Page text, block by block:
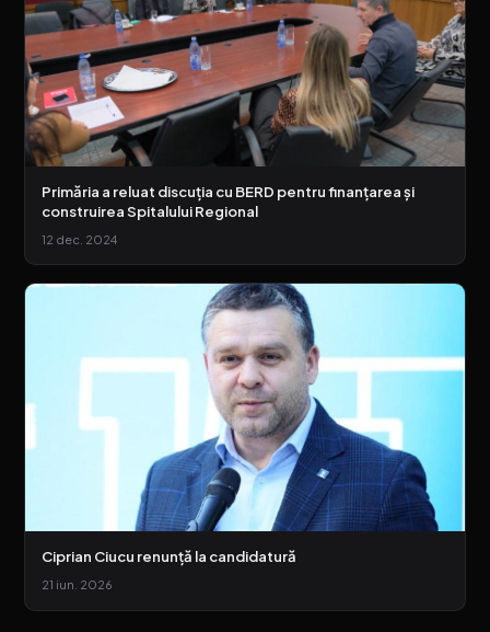
Primăria a reluat discuția cu BERD pentru finanțarea și
construirea Spitalului Regional
12 dec. 2024
Ciprian Ciucu renunță la candidatură
21 iun. 2026